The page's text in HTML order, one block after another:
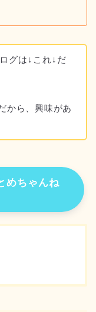
グは↓これ↓だ
から、興味があ
めちゃんね